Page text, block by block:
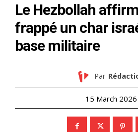
Le Hezbollah
frappé un char
base militaire
Par
15 March 2026